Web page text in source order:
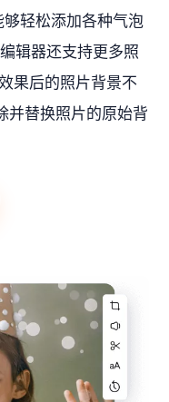
轻松添加各种气泡
辑器还支持更多照
果后的照片背景不
并替换照片的原始背